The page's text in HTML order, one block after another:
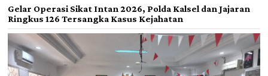
Gelar Operasi Sikat Intan 2026, Polda Kalsel dan Jajaran
Ringkus 126 Tersangka Kasus Kejahatan